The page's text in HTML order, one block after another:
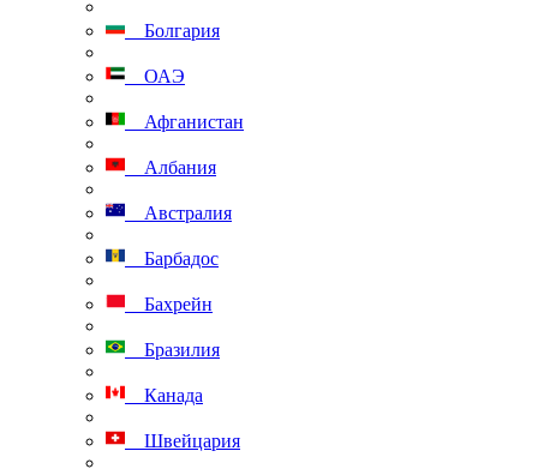
Болгария
ОАЭ
Афганистан
Албания
Австралия
Барбадос
Бахрейн
Бразилия
Канада
Швейцария